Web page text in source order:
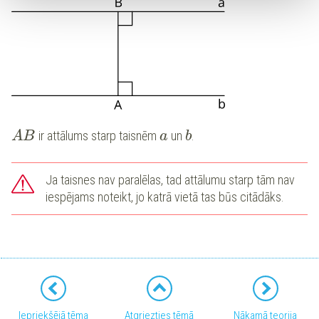
AB ir attālums starp taisnēm a un b.
Ja taisnes nav paralēlas, tad attālumu starp tām nav
iespējams noteikt, jo katrā vietā tas būs citādāks.
Iepriekšējā tēma Atgriezties tēmā Nākamā teorija